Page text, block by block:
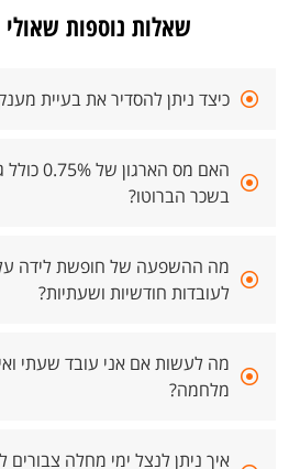
שאלות נוספות שאולי
כיצד ניתן להסדיר את בעיית
האם מס
בשכר הברוטו?
מה ההשפעה של חופשת לידה
לעובדות חודשיות ושעתיות?
מה לעשות אם אני עובד שעתי
מלחמה?
איך ניתן לנצל ימי מחלה צבורים